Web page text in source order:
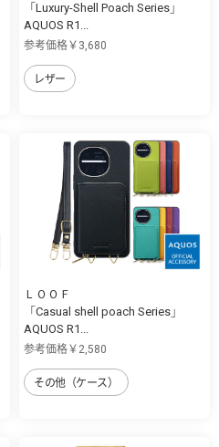
「Luxury-Shell Poach Series」
AQUOS R1...
参考価格￥3,680
レザー
ＬＯＯＦ
「Casual shell poach Series」
AQUOS R1...
参考価格￥2,580
その他（ケース）